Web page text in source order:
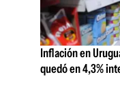
Inflación en
quedó en 4,3%